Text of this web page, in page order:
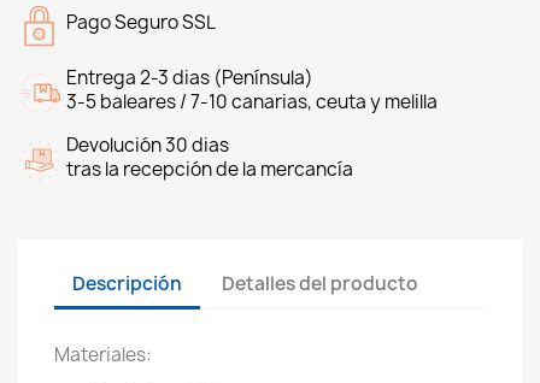
Pago Seguro SSL
Entrega 2-3 dias (Península)
3-5 baleares / 7-10 canarias, ceuta y melilla
Devolución 30 dias
tras la recepción de la mercancía
Descripción Detalles del producto
Materiales: